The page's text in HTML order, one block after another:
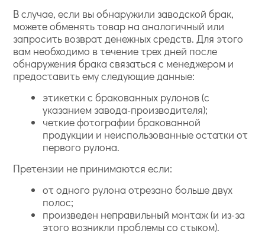
В случае, если вы обнаружили заводской брак,
можете обменять товар на аналогичный или
запросить возврат денежных средств. Для этого
вам необходимо в течение трех дней после
обнаружения брака связаться с менеджером и
предоставить ему следующие данные:
этикетки с бракованных рулонов (с
указанием завода-производителя);
четкие фотографии бракованной
продукции и неиспользованные остатки от
первого рулона.
Претензии не принимаются если:
от одного рулона отрезано больше двух
полос;
произведен неправильный монтаж (и из-за
этого возникли проблемы со стыком).